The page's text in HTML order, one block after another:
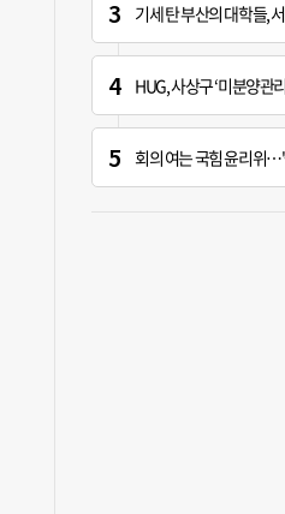
기세 탄 부산의 대학들,
HUG, 사상구 ‘미분양관
회의 여는 국힘 윤리위…'돌려차기 실